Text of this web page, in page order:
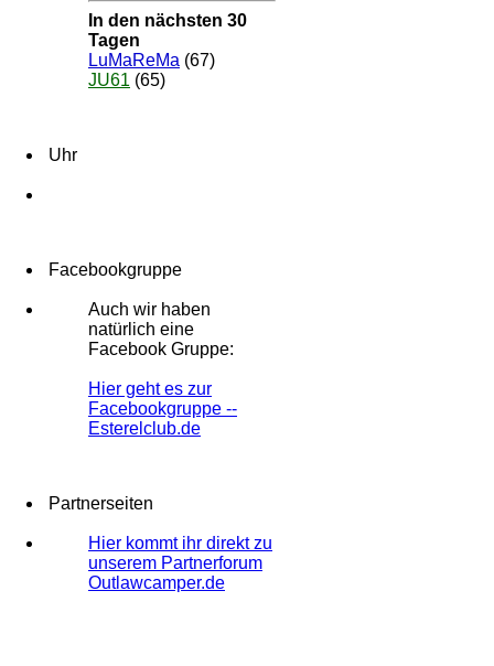
In den nächsten 30
Tagen
LuMaReMa (67)
JU61 (65)
Uhr
Facebookgruppe
Auch wir haben
natürlich eine
Facebook Gruppe:
Hier geht es zur
Facebookgruppe --
Esterelclub.de
Partnerseiten
Hier kommt ihr direkt zu
unserem Partnerforum
Outlawcamper.de